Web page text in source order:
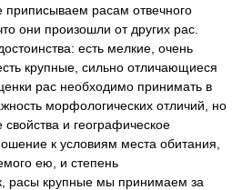
расам отвечного
они произошли от других рас.
есть мелкие, очень
крупные, сильно отличающиеся
рас необходимо принимать в
морфологических отличий, но
и географическое
к условиям места обитания,
ею, и степень
расы крупные мы принимаем за